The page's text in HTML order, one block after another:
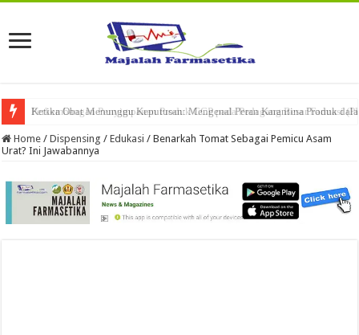
Ketika Obat Menunggu Keputusan: Mengenal Peran Karantina Produk
Home / Dispensing / Edukasi / Benarkah Tomat Sebagai Pemicu Asam
Urat? Ini Jawabannya